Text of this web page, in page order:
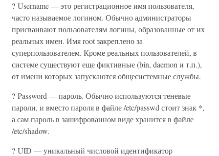
? Username — это регистрационное имя пользователя,
часто называемое логином. Обычно администраторы
присваивают пользователям логины, образованные от их
реальных имен. Имя root закреплено за
суперпользователем. Кроме реальных пользователей, в
системе существуют еще фиктивные (bin, daemon и т.п.),
от имени которых запускаются общесистемные службы.
? Password — пароль. Обычно используются теневые
пароли, и вместо пароля в файле /etc/passwd стоит знак *,
а сам пароль в зашифрованном виде хранится в файле
/etc/shadow.
? UID — уникальный числовой идентификатор